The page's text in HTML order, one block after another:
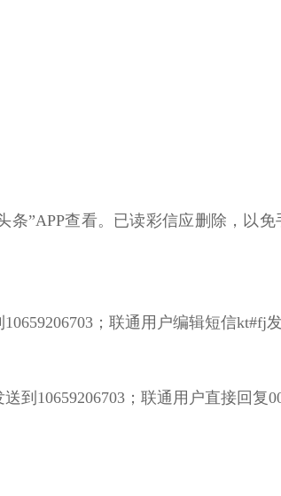
”APP查看。已读彩信应删除，以
；联通用户编辑短信kt#fj发
到10659206703；联通用户直接回复